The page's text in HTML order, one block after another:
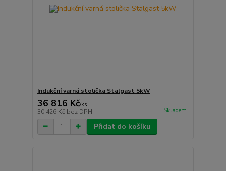
Indukční varná stolička Stalgast 5kW
36 816 Kč/ks
30 426 Kč bez DPH Skladem
Přidat do košíku